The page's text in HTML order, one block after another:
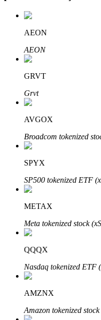
Otomatik Yatırım
Uzun vadeli kâr ve
Stake Etmeyi Öğrenin
Pasif gelir kazanma
AEON
AEON
GRVT
Grvt
AVGOX
Broadcom tokenized
SPYX
SP500 tokenized ETF
METAX
Meta tokenized stock
QQQX
Nasdaq tokenized ETF
AMZNX
Amazon tokenized